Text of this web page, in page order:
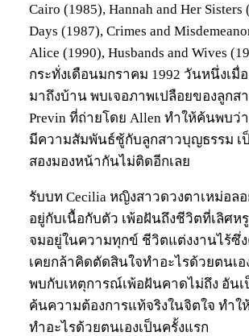
Cairo (1985), Hannah and Her Sisters
Days (1987), Crimes and
Alice (1990), Husbands and Wives
กระทั่งเดือนมกราคม 1992 วันหนึ่งเมื่
มาถึงบ้าน พบเจอภาพเปลือยของลูกสา
Previn ที่ถ่ายโดย Allen ทำให้ค้นพบว่
มีความสัมพันธ์ชู้กับลูกสาวบุญธรรม เ
สองมองหน้ากันไม่ติดอีกเลย
รับบท Cecilia หญิงสาวดวงตาเหม่อล
อยู่กับเนื้อกับตัว เพ้อฝันถึงชีวิตที่เลิศห
จมอยู่ในความทุกข์ ชีวิตแต่งงานไร้ซึ่
เคยกล้าคิดตัดสินใจทำอะไรด้วยตนเอ
พบกับเหตุการณ์เพ้อฝันคาดไม่ถึง อัน
ค้นความต้องการแท้จริงในจิตใจ ทำใ
ทำอะไรด้วยตนเองเป็นครั้งแรก